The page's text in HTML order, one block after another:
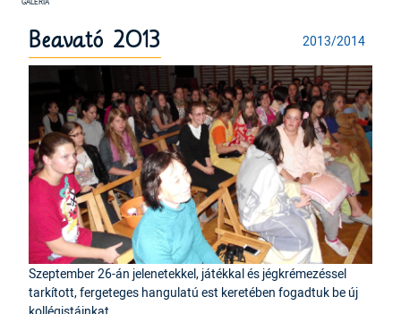
2013/2014
Beavató 2013
Szeptember 26-án jelenetekkel, játékkal és jégkrémezéssel
tarkított, fergeteges hangulatú est keretében fogadtuk be új